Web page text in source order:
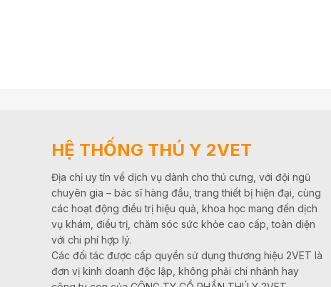
HỆ THỐNG THÚ Y 2VET
Địa chỉ uy tín về dịch vụ dành cho thú cưng, với đội ngũ
chuyên gia – bác sĩ hàng đầu, trang thiết bị hiện đại, cùng
các hoạt động điều trị hiệu quả, khoa học mang đến dịch
vụ khám, điều trị, chăm sóc sức khỏe cao cấp, toàn diện
với chi phí hợp lý.
Các đối tác được cấp quyền sử dụng thương hiệu 2VET là
đơn vị kinh doanh độc lập, không phải chi nhánh hay